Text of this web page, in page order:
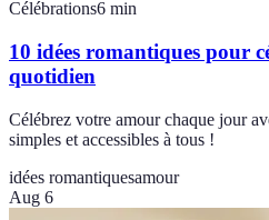
Célébrations6 min
10 idées romantiques pour
quotidien
Célébrez votre amour chaque jour
simples et accessibles à tous !
idées romantiquesamour
Aug 6